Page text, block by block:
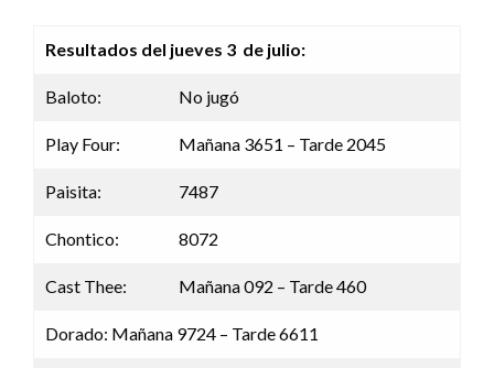
Resultados del jueves 3 de julio:
Baloto: No jugó
Play Four: Mañana 3651 – Tarde 2045
Paisita: 7487
Chontico: 8072
Cast Thee: Mañana 092 – Tarde 460
Dorado: Mañana 9724 – Tarde 6611